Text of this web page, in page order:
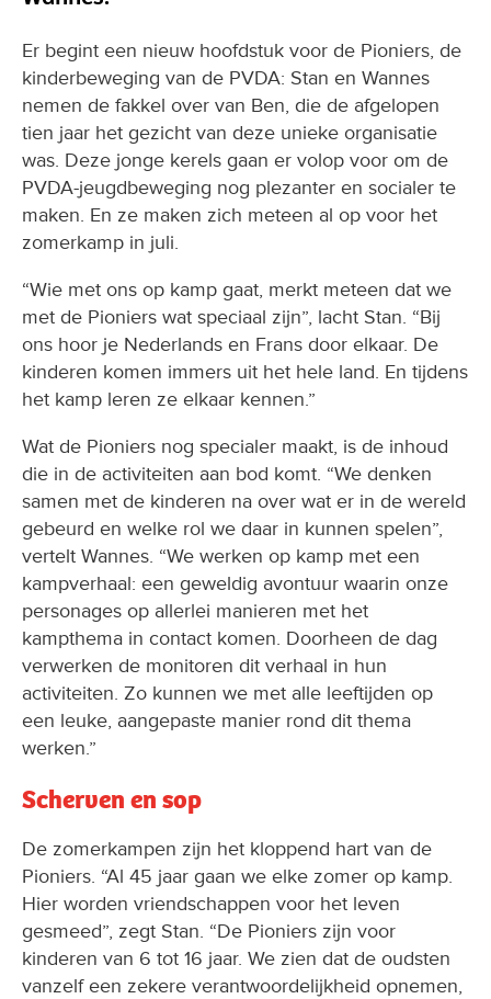
Er begint een nieuw hoofdstuk voor de Pioniers, de
kinderbeweging van de PVDA: Stan en Wannes
nemen de fakkel over van Ben, die de afgelopen
tien jaar het gezicht van deze unieke organisatie
was. Deze jonge kerels gaan er volop voor om de
PVDA-jeugdbeweging nog plezanter en socialer te
maken. En ze maken zich meteen al op voor het
zomerkamp in juli.
“Wie met ons op kamp gaat, merkt meteen dat we
met de Pioniers wat speciaal zijn”, lacht Stan. “Bij
ons hoor je Nederlands en Frans door elkaar. De
kinderen komen immers uit het hele land. En tijdens
het kamp leren ze elkaar kennen.”
Wat de Pioniers nog specialer maakt, is de inhoud
die in de activiteiten aan bod komt. “We denken
samen met de kinderen na over wat er in de wereld
gebeurd en welke rol we daar in kunnen spelen”,
vertelt Wannes. “We werken op kamp met een
kampverhaal: een geweldig avontuur waarin onze
personages op allerlei manieren met het
kampthema in contact komen. Doorheen de dag
verwerken de monitoren dit verhaal in hun
activiteiten. Zo kunnen we met alle leeftijden op
een leuke, aangepaste manier rond dit thema
werken.”
Scherven en sop
De zomerkampen zijn het kloppend hart van de
Pioniers. “Al 45 jaar gaan we elke zomer op kamp.
Hier worden vriendschappen voor het leven
gesmeed”, zegt Stan. “De Pioniers zijn voor
kinderen van 6 tot 16 jaar. We zien dat de oudsten
vanzelf een zekere verantwoordelijkheid opnemen,